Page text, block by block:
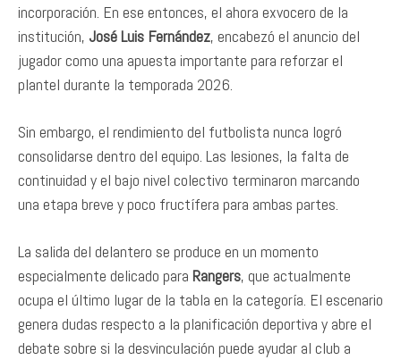
incorporación. En ese entonces, el ahora exvocero de la
institución, José Luis Fernández, encabezó el anuncio del
jugador como una apuesta importante para reforzar el
plantel durante la temporada 2026.
Sin embargo, el rendimiento del futbolista nunca logró
consolidarse dentro del equipo. Las lesiones, la falta de
continuidad y el bajo nivel colectivo terminaron marcando
una etapa breve y poco fructífera para ambas partes.
La salida del delantero se produce en un momento
especialmente delicado para Rangers, que actualmente
ocupa el último lugar de la tabla en la categoría. El escenario
genera dudas respecto a la planificación deportiva y abre el
debate sobre si la desvinculación puede ayudar al club a